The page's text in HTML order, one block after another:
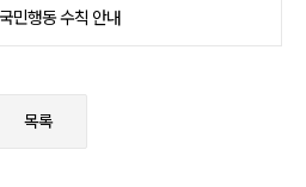
민행동 수칙 안내
목록